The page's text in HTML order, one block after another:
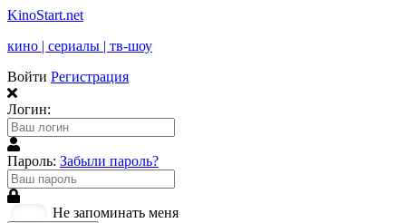
KinoStart.net
кино | сериалы | тв-шоу
Войти Регистрация
Логин:
Пароль: Забыли пароль?
Не запоминать меня